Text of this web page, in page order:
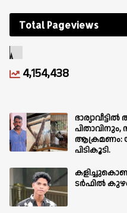
Total Pageviews
4,154,438
ആക്രമണം:
പിടികൂടി.
ടർഫിൽ